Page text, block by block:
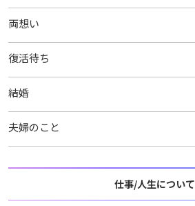
両想い
復活待ち
結婚
夫婦のこと
仕事/人生について